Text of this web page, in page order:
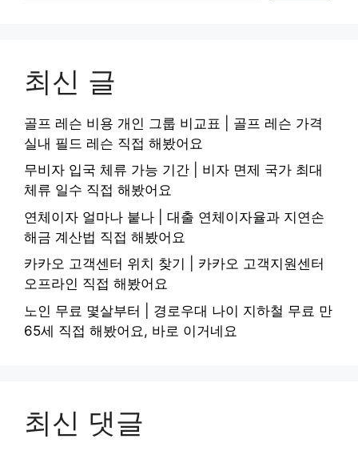
최신 글
골프 레슨 비용 개인 그룹 비교표 | 골프 레슨 가격
실내 필드 레슨 직접 해봤어요
무비자 입국 체류 가능 기간 | 비자 면제 국가 최대
체류 일수 직접 해봤어요
연체이자 얼마나 붙나 | 대출 연체이자율과 지연손
해금 계산법 직접 해봤어요
카카오 고객센터 위치 찾기 | 카카오 고객지원센터
오프라인 직접 해봤어요
노인 무료 몇살부터 | 경로우대 나이 지하철 무료 만
65세 직접 해봤어요, 바로 이거네요
최신 댓글